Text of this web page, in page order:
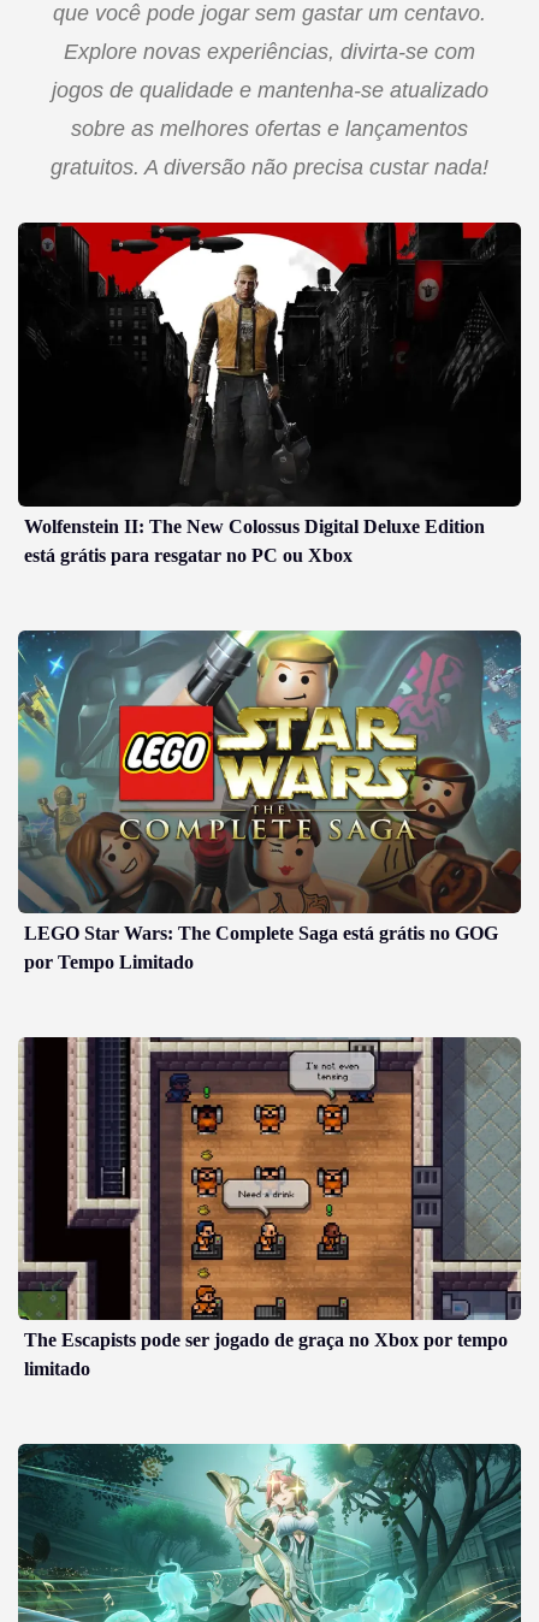
que você pode jogar sem gastar um centavo.
Explore novas experiências, divirta-se com
jogos de qualidade e mantenha-se atualizado
sobre as melhores ofertas e lançamentos
gratuitos. A diversão não precisa custar nada!
Wolfenstein II: The New Colossus Digital Deluxe Edition
está grátis para resgatar no PC ou Xbox
LEGO Star Wars: The Complete Saga está grátis no GOG
por Tempo Limitado
The Escapists pode ser jogado de graça no Xbox por tempo
limitado